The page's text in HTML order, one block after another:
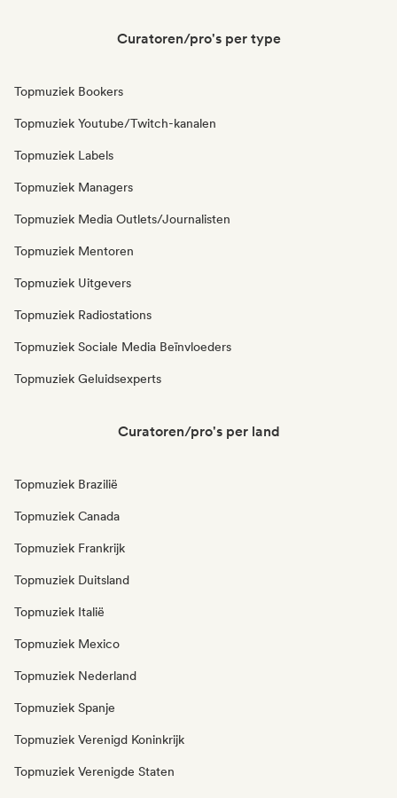
Curatoren/pro's per type
Topmuziek Bookers
Topmuziek Youtube/Twitch-kanalen
Topmuziek Labels
Topmuziek Managers
Topmuziek Media Outlets/Journalisten
Topmuziek Mentoren
Topmuziek Uitgevers
Topmuziek Radiostations
Topmuziek Sociale Media Beïnvloeders
Topmuziek Geluidsexperts
Curatoren/pro's per land
Topmuziek Brazilië
Topmuziek Canada
Topmuziek Frankrijk
Topmuziek Duitsland
Topmuziek Italië
Topmuziek Mexico
Topmuziek Nederland
Topmuziek Spanje
Topmuziek Verenigd Koninkrijk
Topmuziek Verenigde Staten